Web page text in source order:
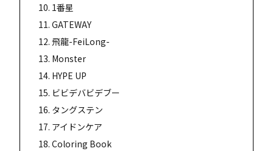
10. 1番星
11. GATEWAY
12. 飛龍-FeiLong-
13. Monster
14. HYPE UP
15. ビビデバビデブー
16. タングステン
17. アイドンケア
18. Coloring Book